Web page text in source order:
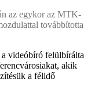
az egykor az MTK-
továbbította
videóbíró felülbírálta
akik
a félidő